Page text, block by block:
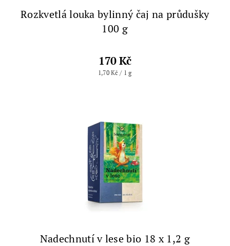
Rozkvetlá louka bylinný čaj na průdušky
100 g
170 Kč
1,70 Kč / 1 g
Nadechnutí v lese bio 18 x 1,2 g